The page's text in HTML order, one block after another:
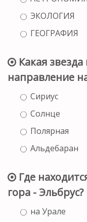
ЭКОЛОГИЯ
ГЕОГРАФИЯ
Какая
направление
Сириус
Солнце
Полярная
Альдебаран
Где
гора - Эльбрус?
на Урале